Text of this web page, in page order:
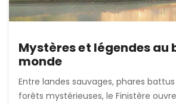
Mystères et légendes au
monde
Entre landes sauvages, phares
forêts mystérieuses, le Finistère